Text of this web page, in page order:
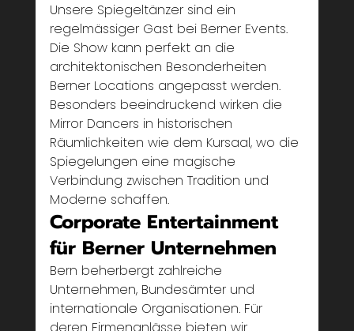
Unsere Spiegeltänzer sind ein
regelmässiger Gast bei Berner Events.
Die Show kann perfekt an die
architektonischen Besonderheiten
Berner Locations angepasst werden.
Besonders beeindruckend wirken die
Mirror Dancers in historischen
Räumlichkeiten wie dem Kursaal, wo die
Spiegelungen eine magische
Verbindung zwischen Tradition und
Moderne schaffen.
Corporate Entertainment
für Berner Unternehmen
Bern beherbergt zahlreiche
Unternehmen, Bundesämter und
internationale Organisationen. Für